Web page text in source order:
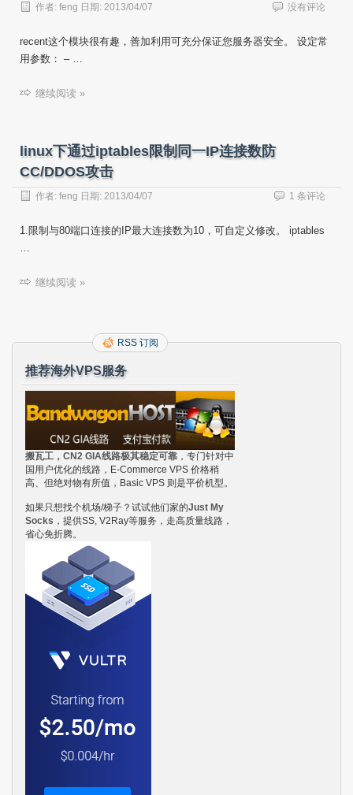
作者: feng 日期: 2013/04/07 没有评论
recent这个模块很有趣，善加利用可充分保证您服务器安全。 设定常
用参数： – …
继续阅读 »
linux下通过iptables限制同一IP连接数防
CC/DDOS攻击
作者: feng 日期: 2013/04/07 1 条评论
1.限制与80端口连接的IP最大连接数为10，可自定义修改。 iptables
…
继续阅读 »
RSS 订阅
推荐海外VPS服务
搬瓦工，CN2 GIA线路极其稳定可靠 ，专门针对中
国用户优化的线路，E-Commerce VPS 价格稍
高、但绝对物有所值，Basic VPS 则是平价机型。
如果只想找个机场/梯子？试试他们家的Just My
Socks ，提供SS, V2Ray等服务，走高质量线路，
省心免折腾。